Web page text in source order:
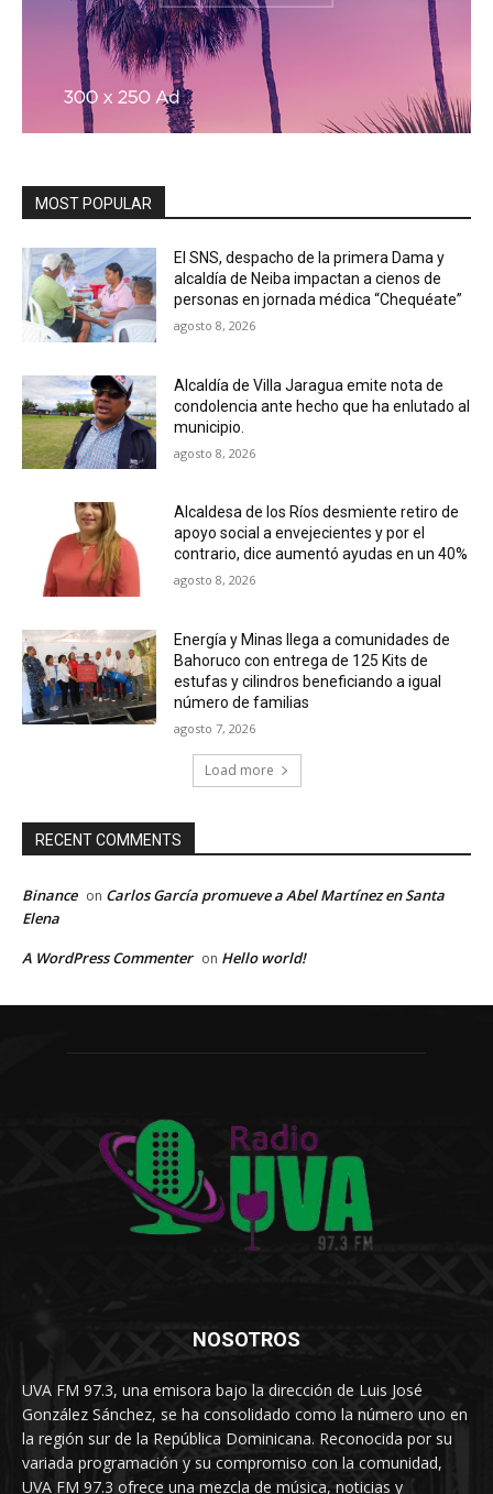
MOST POPULAR
El SNS, despacho de la primera Dama y
alcaldía de Neiba impactan a cienos de
personas en jornada médica “Chequéate”
agosto 8, 2026
Alcaldía de Villa Jaragua emite nota de
condolencia ante hecho que ha enlutado al
municipio.
agosto 8, 2026
Alcaldesa de los Ríos desmiente retiro de
apoyo social a envejecientes y por el
contrario, dice aumentó ayudas en un 40%
agosto 8, 2026
Energía y Minas llega a comunidades de
Bahoruco con entrega de 125 Kits de
estufas y cilindros beneficiando a igual
número de familias
agosto 7, 2026
Load more
RECENT COMMENTS
Binance on Carlos García promueve a Abel Martínez en Santa
Elena
A WordPress Commenter on Hello world!
NOSOTROS
UVA FM 97.3, una emisora bajo la dirección de Luis José
González Sánchez, se ha consolidado como la número uno en
la región sur de la República Dominicana. Reconocida por su
variada programación y su compromiso con la comunidad,
UVA FM 97.3 ofrece una mezcla de música, noticias y